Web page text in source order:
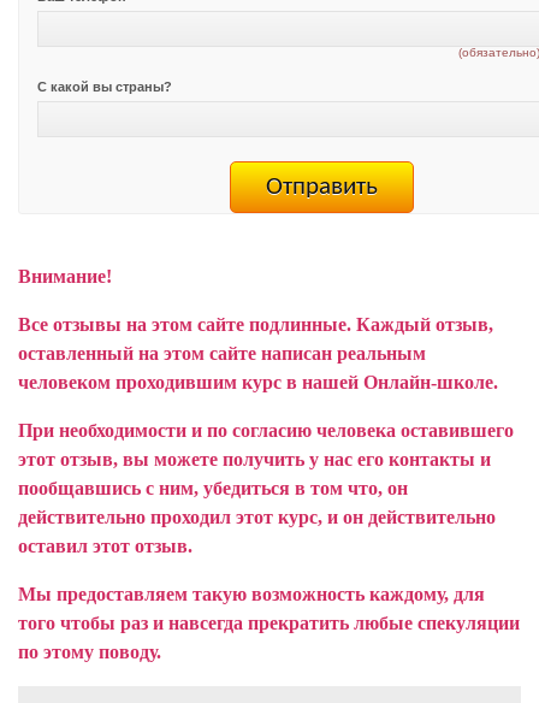
С какой вы страны?
Внимание!
Все отзывы на этом сайте подлинные. Каждый отзыв,
оставленный на этом сайте написан реальным
человеком проходившим курс в нашей Онлайн-школе.
При необходимости и по согласию человека оставившего
этот отзыв, вы можете получить у нас его контакты и
пообщавшись с ним, убедиться в том что, он
действительно проходил этот курс, и он действительно
оставил этот отзыв.
Мы предоставляем такую возможность каждому, для
того чтобы раз и навсегда прекратить любые спекуляции
по этому поводу.